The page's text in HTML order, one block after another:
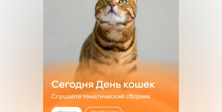
теме стоит тег
#ФестивальноеЛетоОК.
желании — дополните фото
рассказом! Среди всех, кто
поделится фотографиями,
случайным образом
одного человека, который
получит 300 рубинов на
в приложении «Бонусы от
ОК». Всем удачи! Итоги
подведём в комментариях к
этой теме через неделю, 14